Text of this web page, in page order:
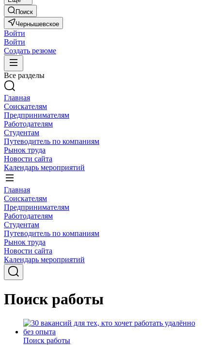
Поиск
Чернышевское
Войти
Войти
Создать резюме
Все разделы
Главная
Соискателям
Предпринимателям
Работодателям
Студентам
Путеводитель по компаниям
Рынок труда
Новости сайта
Календарь мероприятий
Главная
Соискателям
Предпринимателям
Работодателям
Студентам
Путеводитель по компаниям
Рынок труда
Новости сайта
Календарь мероприятий
Поиск работы
Поиск работы